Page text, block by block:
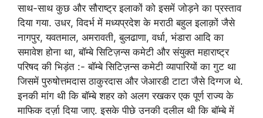
साथ-साथ कुछ और सौराष्ट्र इलाकों को इसमें जोड़ने का प्रस्ताव
दिया गया. उधर, विदर्भ में मध्यप्रदेश के मराठी बहुल इलाक़ों जैसे
नागपुर, यवतमाल, अमरावती, बुलढाणा, वर्धा, भंडारा आदि का
समावेश होना था, बॉम्बे सिटिज़न्स कमेटी और संयुक्त महाराष्ट्र
परिषद की भिड़ंत :- बॉम्बे सिटिज़न्स कमेटी व्यापारियों का गुट था
जिसमें पुरुषोत्तमदास ठाकुरदास और जेआरडी टाटा जैसे दिग्गज थे.
इनकी मांग थी कि बॉम्बे शहर को अलग रखकर एक पूर्ण राज्य के
माफिक दर्ज़ा दिया जाए. इसके पीछे उनकी दलील थी कि बॉम्बे में